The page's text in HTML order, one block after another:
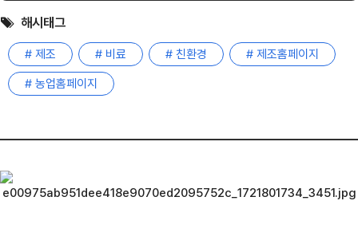
해시태그
# 제조 # 비료 # 친환경 # 제조홈페이지
# 농업홈페이지